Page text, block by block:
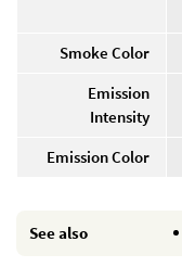
Smoke Color
Emission
Intensity
Emission Color
See also